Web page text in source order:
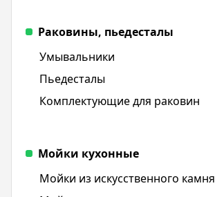
Раковины, пьедесталы
Умывальники
Пьедесталы
Комплектующие для раковин
Мойки кухонные
Мойки из искусственного камня